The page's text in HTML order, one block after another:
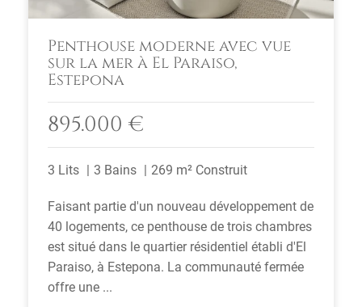
Penthouse moderne avec vue
sur la mer à El Paraiso,
Estepona
895.000 €
3 Lits 3 Bains 269 m² Construit
Faisant partie d'un nouveau développement de
40 logements, ce penthouse de trois chambres
est situé dans le quartier résidentiel établi d'El
Paraiso, à Estepona. La communauté fermée
offre une ...